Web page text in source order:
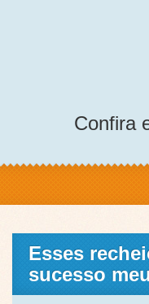
Confira
Esses
sucesso